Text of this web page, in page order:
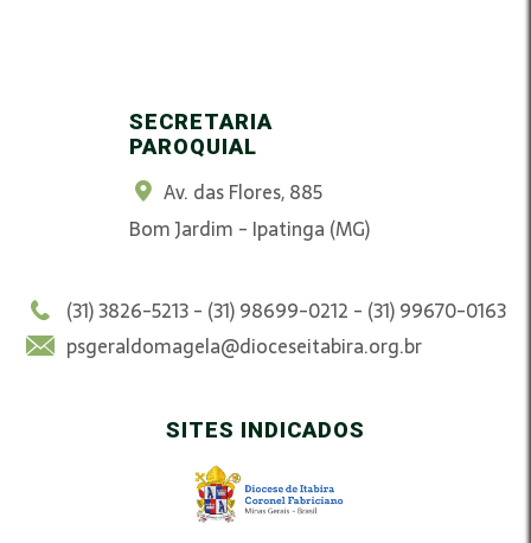
SECRETARIA
PAROQUIAL
Av. das Flores, 885
Bom Jardim - Ipatinga (MG)
(31) 3826-5213 - (31) 98699-0212 - (31) 99670-0163
psgeraldomagela@dioceseitabira.org.br
SITES INDICADOS